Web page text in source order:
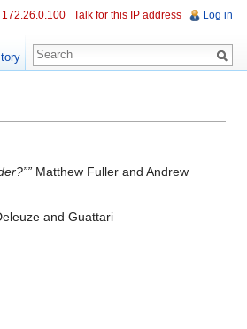
Matthew Fuller and Andrew
and Guattari
172.26.0.100 Talk for this IP address Log in